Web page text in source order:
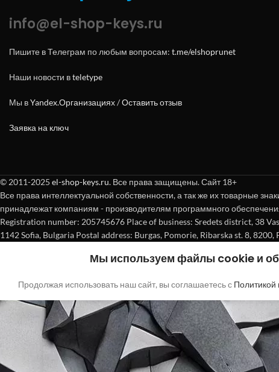
info@el-shop-keys.ru
Пишите в Телеграм по любым вопросам: t.me/elshoprunet
Наши новости вteletype
Мы вYandex.Организациях/Оставить отзыв
Заявка на ключ
© 2011-2025 el-shop-keys.ru. Все права защищены. Сайт 18+
Все права интеллектуальной собственности, а так же их товарные
принадлежат компаниям - производителям программного
Registration number: 205745676 Place of business: Sredets district, 38
1142 Sofia, Bulgaria Postal address: Burgas, Pomorie, Ribarska st. 8,
Мы используем файлы cookie и
Продолжая использовать наш сайт, вы соглашаетесь с Политикой